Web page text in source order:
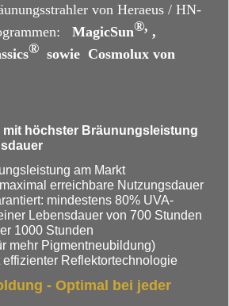
von Heraeus / HN-
MagicSun®, ,
® sowie Cosmolux von
mit höchster Bräunungsleistung
am Markt
erreichbare Nutzungsdauer
mindestens 80% UVA-
Lebensdauer von 700 Stunden
1000 Stunden
mehr Pigmentneubildung)
Reflektortechnologie
- Optimal bei jeder